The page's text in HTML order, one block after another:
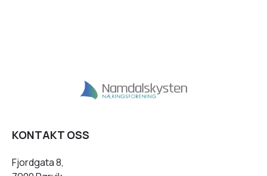
KONTAKT OSS
Fjordgata 8,